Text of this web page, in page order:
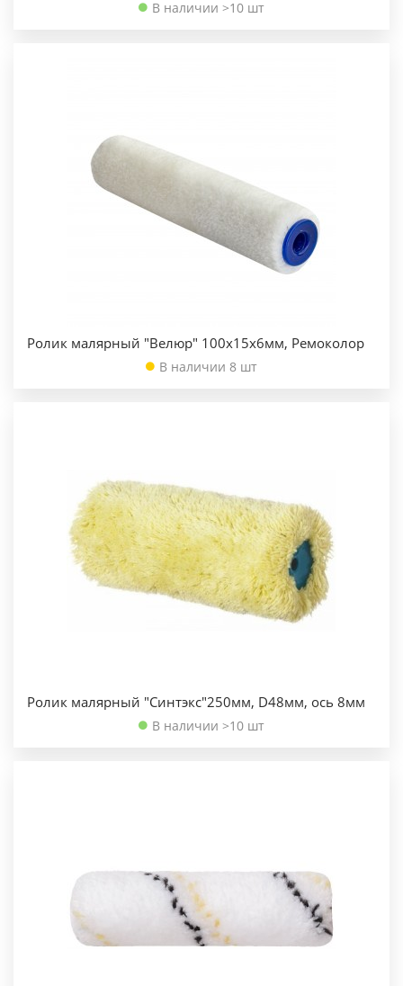
В наличии >10 шт
Ролик малярный "Велюр" 100х15х6мм, Ремоколор
В наличии 8 шт
Ролик малярный "Синтэкс"250мм, D48мм, ось 8мм
В наличии >10 шт